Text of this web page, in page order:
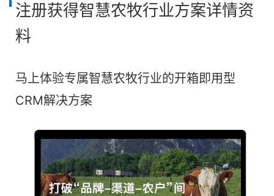
注册获得智慧农牧行业方案详情资
料
马上体验专属智慧农牧行业的开箱即用型
CRM解决方案